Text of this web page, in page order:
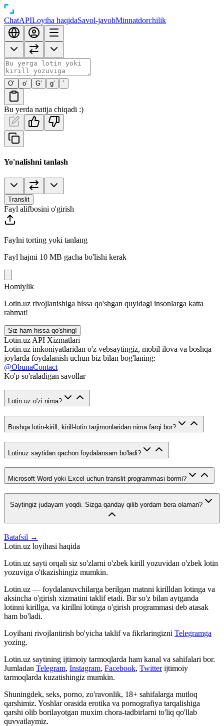
ChatAPILoyiha haqidaSavol-javobMinnatdorchilik
O‘ o‘ G‘ g‘ ’
Bu yerda natija chiqadi :)
Yo'nalishni tanlash
Translit
Fayl alifbosini o'girish
Faylni torting yoki tanlang
Fayl hajmi 10 MB gacha bo'lishi kerak
Homiylik
Lotin.uz rivojlanishiga hissa qo'shgan quyidagi insonlarga katta
rahmat!
Siz ham hissa qo'shing!
Lotin.uz API Xizmatlari
Lotin.uz imkoniyatlaridan o'z vebsaytingiz, mobil ilova va boshqa
joylarda foydalanish uchun biz bilan bog'laning:
@ObunaContact
Ko'p so'raladigan savollar
Lotin.uz o'zi nima?
Boshqa lotin-kirill, kirill-lotin tarjimonlaridan nima farqi bor?
Lotinuz saytidan qachon foydalansam bo'ladi?
Microsoft Word yoki Excel uchun translit programmasi bormi?
Saytingiz judayam yoqdi. Sizga qanday qilib yordam bera olaman?
Batafsil →
Lotin.uz loyihasi haqida
Lotin.uz sayti orqali siz so'zlarni o'zbek kirill yozuvidan o'zbek lotin
yozuviga o'tkazishingiz mumkin.
Lotin.uz — foydalanuvchilarga berilgan matnni kirilldan lotinga va
aksincha o'girish xizmatini taklif etadi. Bir so'z bilan aytganda
lotinni kirillga, va kirillni lotinga o'girish programmasi deb atasak
ham bo'ladi.
Loyihani rivojlantirish bo'yicha taklif va fikrlaringizni Telegramga
yozing.
Lotin.uz saytining ijtimoiy tarmoqlarda ham kanal va sahifalari bor.
Jumladan Telegram, Instagram, Facebook, Twitter ijtimoiy
tarmoqlarda kuzatishingiz mumkin.
Shuningdek, seks, porno, zo'ravonlik, 18+ sahifalarga mutloq
qarshimiz. Yoshlar orasida erotika va pornografiya tarqalishiga
qarshi olib borilayotgan muxim chora-tadbirlarni to'liq qo'llab
quvvatlaymiz.